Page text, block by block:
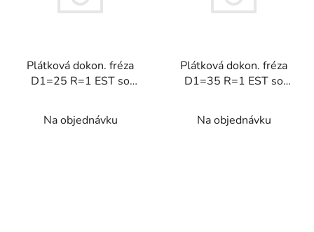
Plátková dokon. fréza
D1=25 R=1 EST so
Na objednávku
Plátková dokon. fréza
D1=35 R=1 EST so
Na objednávku